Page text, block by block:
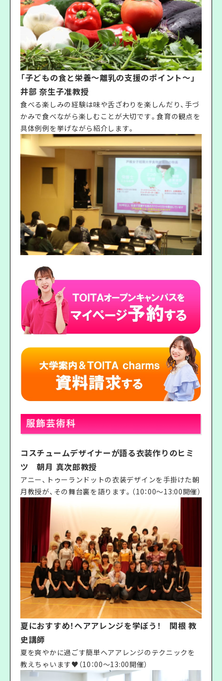
「子どもの食と栄養～離乳の支援のポイント～」
井部 奈生子准教授
食べる楽しみの経験は味や舌ざわりを楽しんだり、手づ
かみで食べながら楽しむことが大切です。食育の観点を
具体例例を挙げながら紹介します。
コスチュームデザイナーが語る衣装作りのヒミ
ツ 朝月 真次郎教授
アニー、トゥーランドットの衣装デザインを手掛けた朝
月教授が、その舞台裏を語ります。（10：00〜13:00開催）
夏におすすめ！ヘアアレンジを学ぼう！ 関根 教
史講師
夏を爽やかに過ごす簡単へアアレンジのテクニックを
教えちゃいます♥（10：00〜13:00開催）